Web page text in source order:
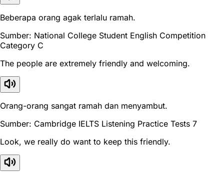
Beberapa orang agak terlalu ramah.
Sumber: National College Student English Competition
Category C
The people are extremely friendly and welcoming.
Orang-orang sangat ramah dan menyambut.
Sumber: Cambridge IELTS Listening Practice Tests 7
Look, we really do want to keep this friendly.